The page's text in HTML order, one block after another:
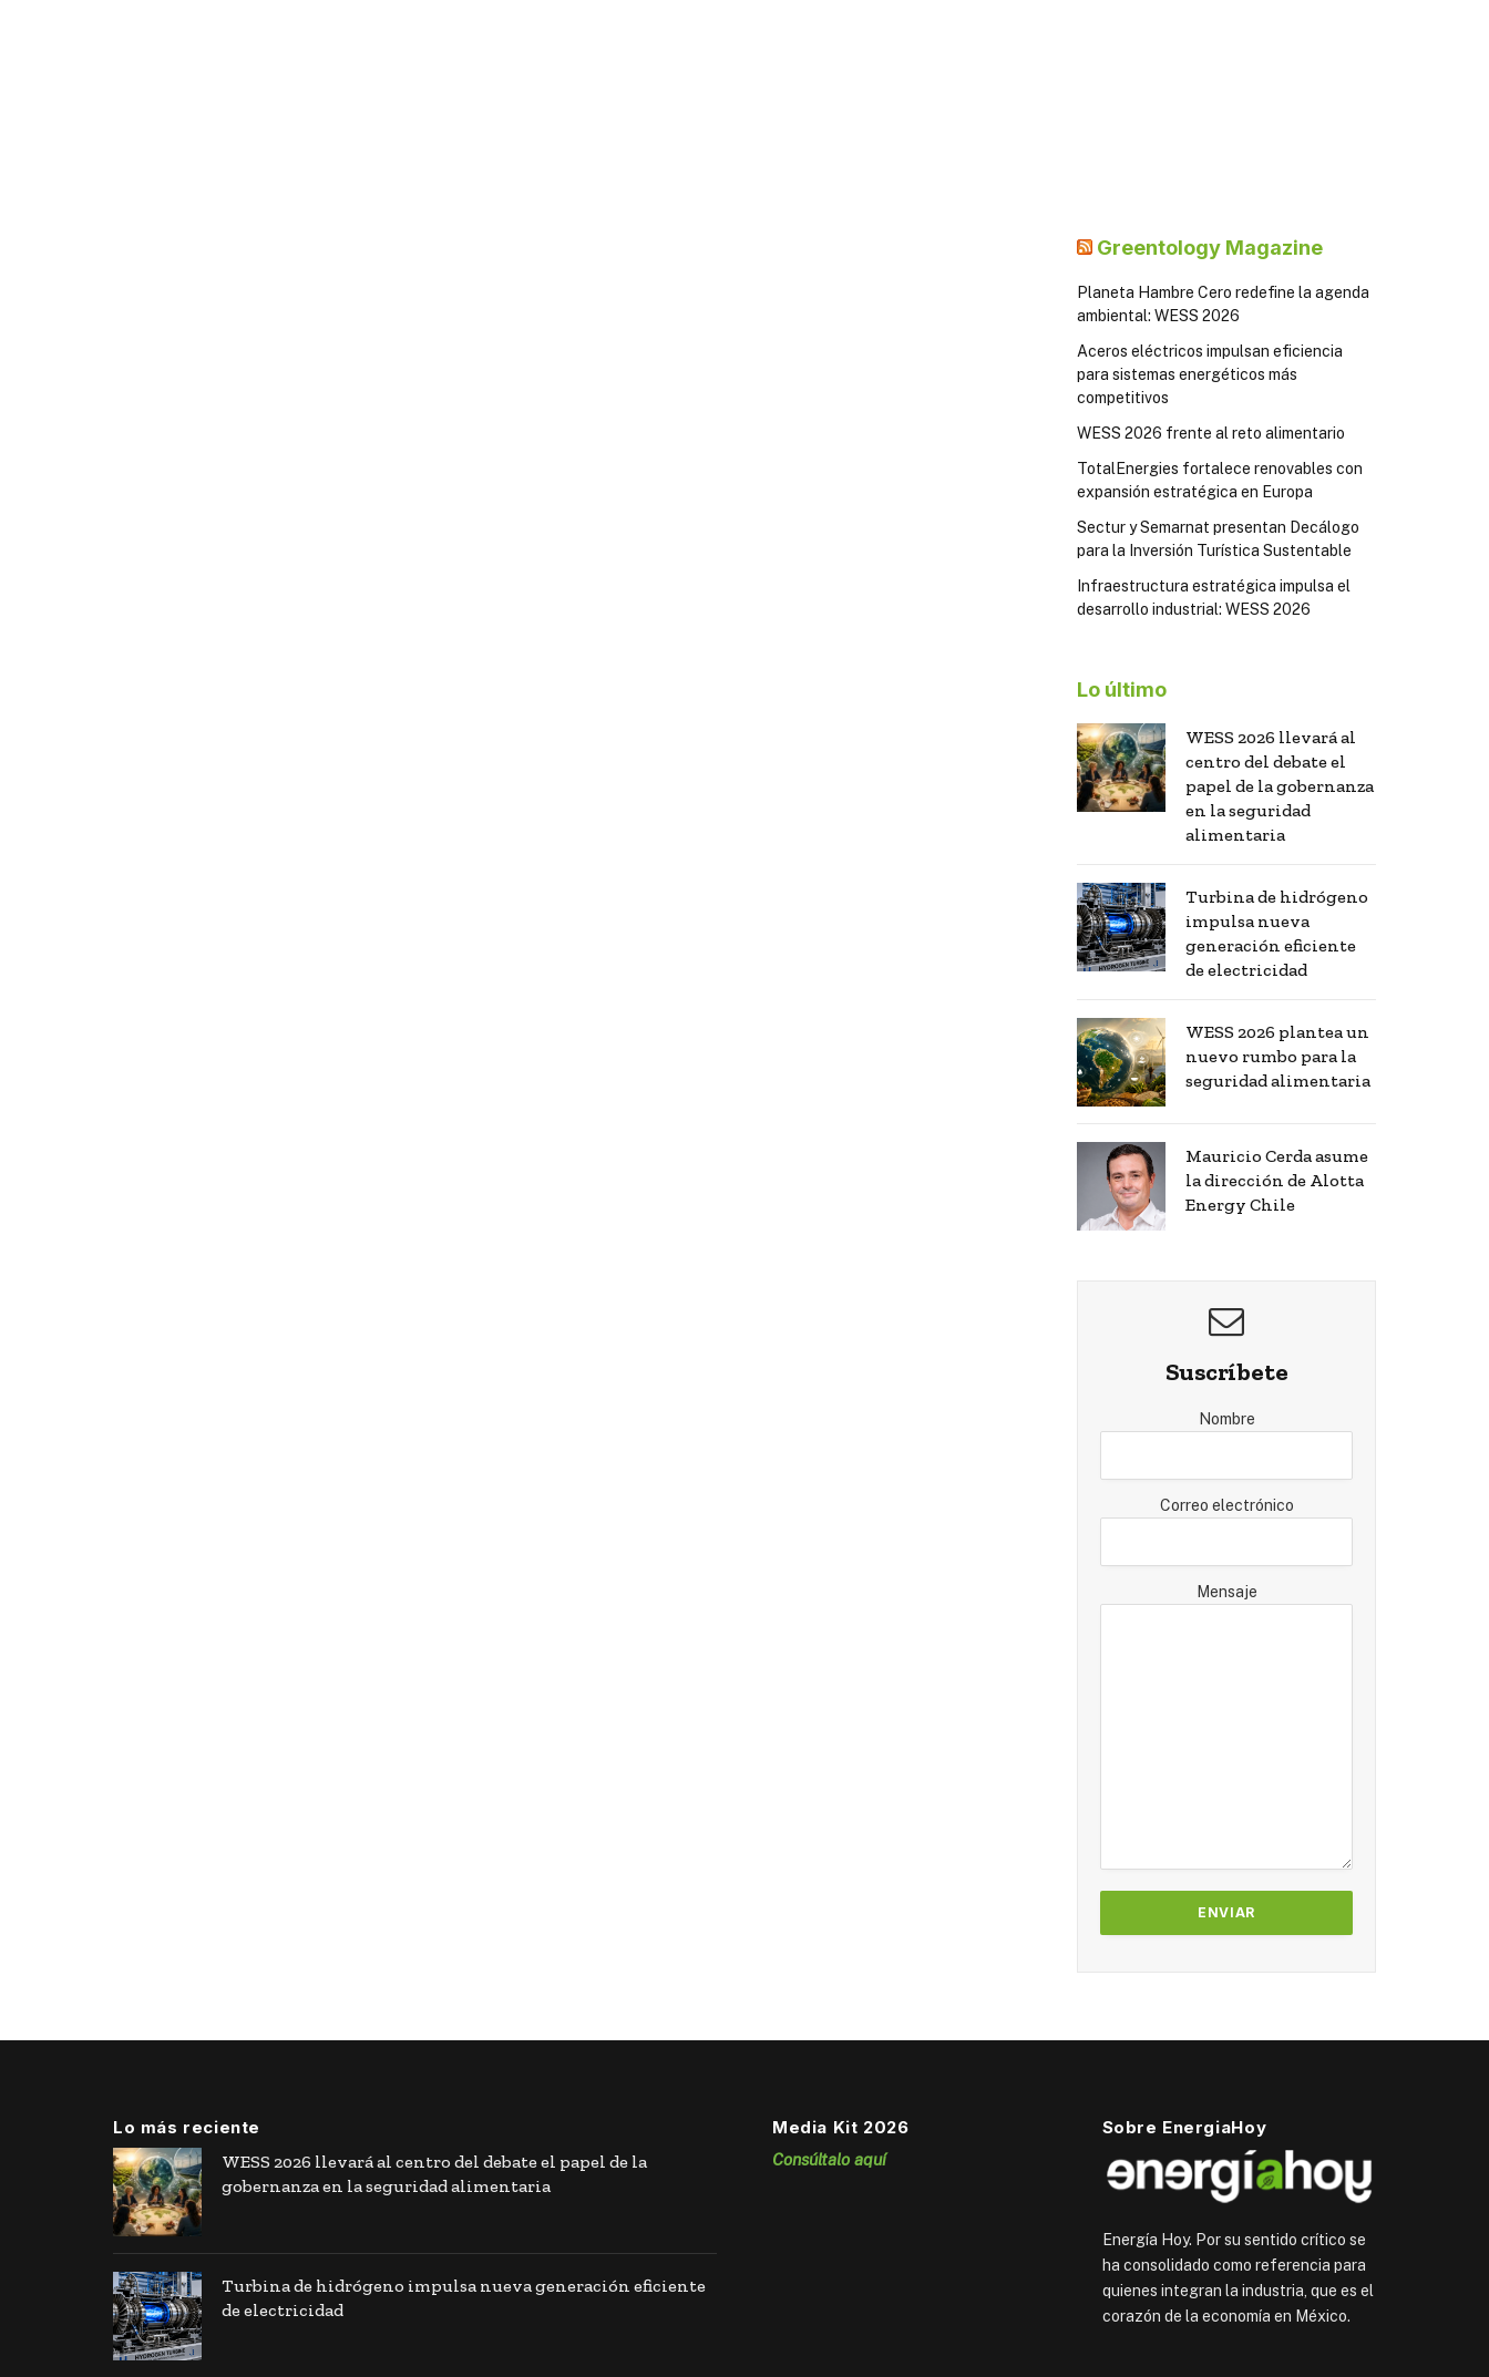
Greentology Magazine
Planeta Hambre Cero redefine la agenda
ambiental: WESS 2026
Aceros eléctricos impulsan eficiencia
para sistemas energéticos más
competitivos
WESS 2026 frente al reto alimentario
TotalEnergies fortalece renovables con
expansión estratégica en Europa
Sectur y Semarnat presentan Decálogo
para la Inversión Turística Sustentable
Infraestructura estratégica impulsa el
desarrollo industrial: WESS 2026
Lo último
WESS 2026 llevará al
centro del debate el
papel de la gobernanza
en la seguridad
alimentaria
Turbina de hidrógeno
impulsa nueva
generación eficiente
de electricidad
WESS 2026 plantea un
nuevo rumbo para la
seguridad alimentaria
Mauricio Cerda asume
la dirección de Alotta
Energy Chile
Suscríbete
Nombre
Correo electrónico
Mensaje
Lo más reciente
WESS 2026 llevará al centro del debate el papel de la
gobernanza en la seguridad alimentaria
Turbina de hidrógeno impulsa nueva generación eficiente
de electricidad
Media Kit 2026
Consúltalo aquí
Sobre EnergiaHoy
Energía Hoy. Por su sentido crítico se
ha consolidado como referencia para
quienes integran la industria, que es el
corazón de la economía en México.